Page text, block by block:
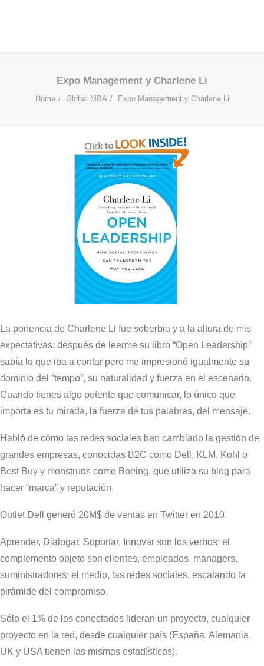
Expo Management y Charlene Li
Home Global MBA Expo Management y Charlene Li
La ponencia de Charlene Li fue soberbia y a la altura de mis
expectativas: después de leerme su libro “Open Leadership”
sabía lo que iba a contar pero me impresionó igualmente su
dominio del “tempo”, su naturalidad y fuerza en el escenario.
Cuando tienes algo potente que comunicar, lo único que
importa es tu mirada, la fuerza de tus palabras, del mensaje.
Habló de cómo las redes sociales han cambiado la gestión de
grandes empresas, conocidas B2C como Dell, KLM, Kohl o
Best Buy y monstruos como Boeing, que utiliza su blog para
hacer “marca” y reputación.
Outlet Dell generó 20M$ de ventas en Twitter en 2010.
Aprender, Dialogar, Soportar, Innovar son los verbos; el
complemento objeto son clientes, empleados, managers,
suministradores; el medio, las redes sociales, escalando la
pirámide del compromiso.
Sólo el 1% de los conectados lideran un proyecto, cualquier
proyecto en la red, desde cualquier país (España, Alemania,
UK y USA tienen las mismas estadísticas).